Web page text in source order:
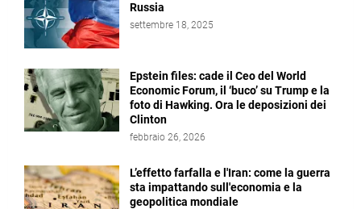
Russia
settembre 18, 2025
Epstein files: cade il Ceo del World
Economic Forum, il ‘buco’ su Trump e la
foto di Hawking. Ora le deposizioni dei
Clinton
febbraio 26, 2026
L’effetto farfalla e l'Iran: come la guerra
sta impattando sull'economia e la
geopolitica mondiale